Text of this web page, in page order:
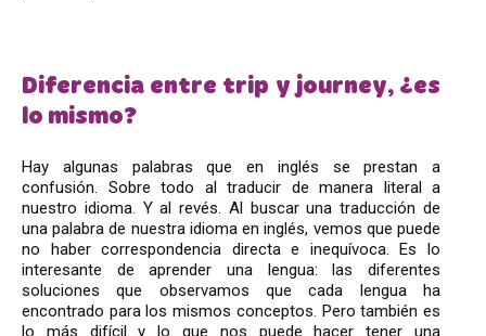
Diferencia entre trip y journey, ¿es
lo mismo?
Hay algunas palabras que en inglés se prestan a
confusión. Sobre todo al traducir de manera literal a
nuestro idioma. Y al revés. Al buscar una traducción de
una palabra de nuestra idioma en inglés, vemos que puede
no haber correspondencia directa e inequívoca. Es lo
interesante de aprender una lengua: las diferentes
soluciones que observamos que cada lengua ha
encontrado para los mismos conceptos. Pero también es
lo más difícil y lo que nos puede hacer tener una